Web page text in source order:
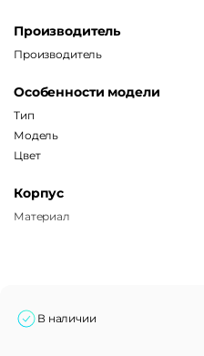
Производитель
Производитель
Особенности модели
Тип
Модель
Цвет
Корпус
Материал
В наличии